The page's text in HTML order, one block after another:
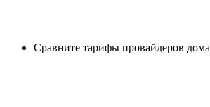
Сравните тарифы провайдеров дома